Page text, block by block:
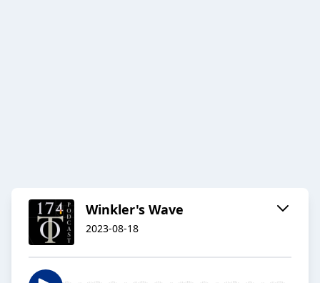
Winkler's Wave
2023-08-18